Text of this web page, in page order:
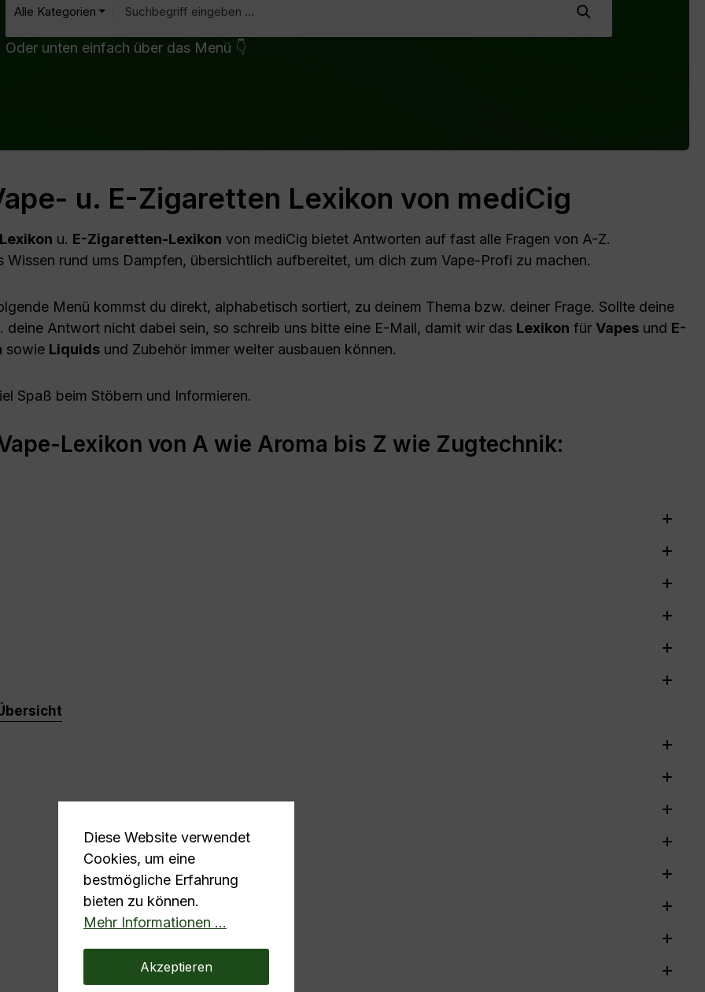
Alle Kategorien
Oder unten einfach über das Menü 👇
u. E-Zigaretten Lexikon von mediCig
u. E-Zigaretten-Lexikon von mediCig bietet Antworten auf fast alle Fragen von A-Z.
Wissen rund ums Dampfen, übersichtlich aufbereitet, um dich zum Vape-Profi zu machen.
Menü kommst du direkt, alphabetisch sortiert, zu deinem Thema bzw. deiner Frage. Sollte deine
deine Antwort nicht dabei sein, so schreib uns bitte eine E-Mail, damit wir das Lexikon für Vapes und E-
sowie Liquids und Zubehör immer weiter ausbauen können.
Spaß beim Stöbern und Informieren.
Lexikon von A wie Aroma bis Z wie Zugtechnik:
Diese Website verwendet
Cookies, um eine
bestmögliche Erfahrung
bieten zu können.
Mehr Informationen ...
Akzeptieren